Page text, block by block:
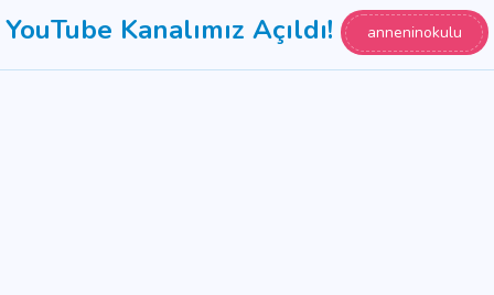
YouTube Kanalımız Açıldı! anneninokulu